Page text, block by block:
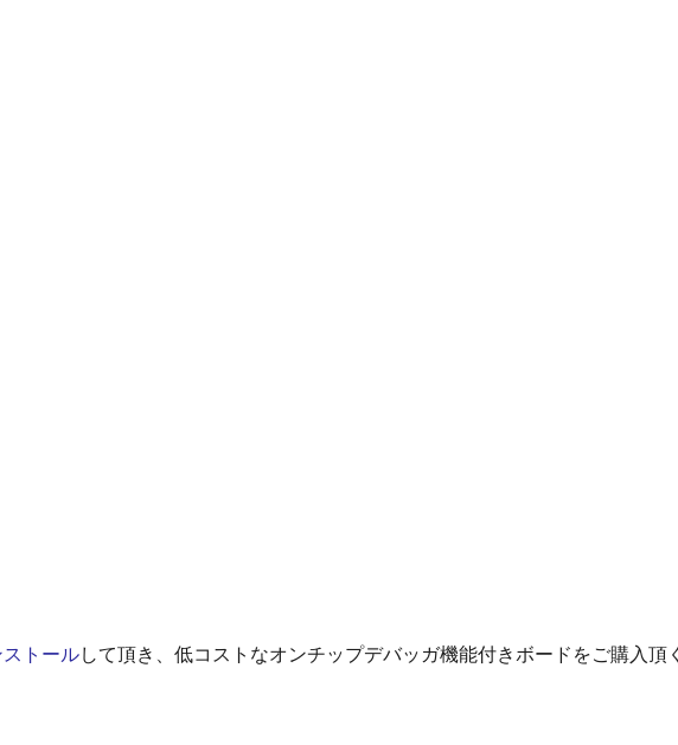
トールして頂き、低コストなオンチップデバッガ機能付きボードをご購入